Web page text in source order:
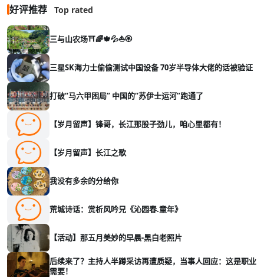
好评推荐 Top rated
三与山农场⛩️🌈🍁💦⛵🏵️
三星SK海力士偷偷测试中国设备 70岁半导体大佬的话被验证
打破“马六甲困局” 中国的“苏伊士运河”跑通了
【岁月留声】锋哥，长江那股子劲儿，咱心里都有！
【岁月留声】长江之歌
我没有多余的分给你
荒城诗话：赏析风吟兄《沁园春.童年》
【活动】那五月美妙的早晨-黑白老照片
后续来了？主持人半蹲采访再遭质疑，当事人回应：这是职业
需要！